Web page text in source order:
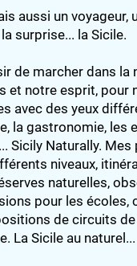
aussi un voyageur,
surprise... la Sicile.
de marcher dans la
et notre esprit, pour
avec des yeux
la gastronomie, les
Sicily Naturally.
niveaux,
naturelles,
pour les écoles,
de circuits
La Sicile au naturel...